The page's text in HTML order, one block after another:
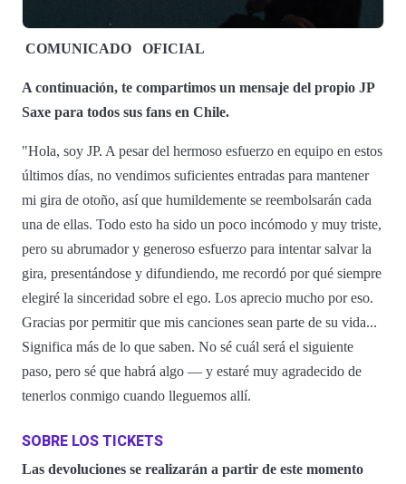
COMUNICADO OFICIAL
A continuación, te compartimos un mensaje del propio JP
Saxe para todos sus fans en Chile.
"Hola, soy JP. A pesar del hermoso esfuerzo en equipo en estos
últimos días, no vendimos suficientes entradas para mantener
mi gira de otoño, así que humildemente se reembolsarán cada
una de ellas. Todo esto ha sido un poco incómodo y muy triste,
pero su abrumador y generoso esfuerzo para intentar salvar la
gira, presentándose y difundiendo, me recordó por qué siempre
elegiré la sinceridad sobre el ego. Los aprecio mucho por eso.
Gracias por permitir que mis canciones sean parte de su vida...
Significa más de lo que saben. No sé cuál será el siguiente
paso, pero sé que habrá algo — y estaré muy agradecido de
tenerlos conmigo cuando lleguemos allí.
SOBRE LOS TICKETS
Las devoluciones se realizarán a partir de este momento